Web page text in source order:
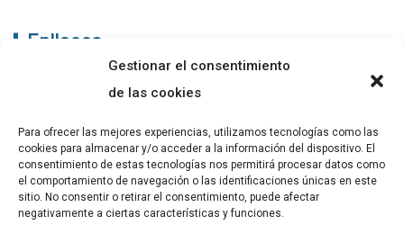
Gestionar el consentimiento
de las cookies
Para ofrecer las mejores experiencias, utilizamos tecnologías como las
cookies para almacenar y/o acceder a la información del dispositivo. El
consentimiento de estas tecnologías nos permitirá procesar datos como
el comportamiento de navegación o las identificaciones únicas en este
sitio. No consentir o retirar el consentimiento, puede afectar
negativamente a ciertas características y funciones.
Enllaços
PUBLICACIONS
CONTACTE